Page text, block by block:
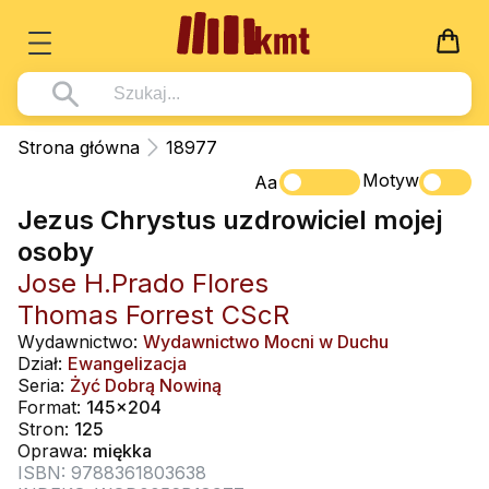
Książki
Wszystko z kategorii - Książki
Pismo Święte
Kościół Katolicki
Duszpasterstwo
Teologia
Życie chrześcijańskie
Duchowość
Literatura piękna
Wszystko z kategorii - Multimedia
DVD
CD-ROM
Muzyka
Rekolekcje i inne na CD
Śpiew i modlitwa
Muzyka klasyczna
Dla Dzieci
Wszystko z kategorii - Dla Dzieci
Literatura (D)
Płyty, DVD (D)
Podręczniki i pomoce dydaktyczne
Podręczniki
Wszystko z kategorii - Podręczniki
Podręczniki i pomoce dydaktyczne
Zabawa i Nauka
Nowości
Zaloguj się
Strona główna
18977
Aa
Motyw
Jezus Chrystus uzdrowiciel mojej
osoby
Jose H.Prado Flores
Thomas Forrest CScR
Wydawnictwo: Wydawnictwo Mocni w Duchu
Dział: Ewangelizacja
Seria: Żyć Dobrą Nowiną
Format: 145x204
Stron: 125
Oprawa: miękka
ISBN: 9788361803638